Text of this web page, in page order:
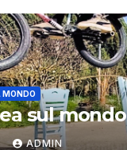
MONDO
sul mondo
ADMIN